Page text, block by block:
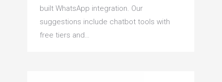
built WhatsApp integration. Our
suggestions include chatbot tools with
free tiers and…